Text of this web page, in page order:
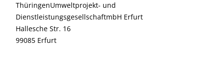
ThüringenUmweltprojekt- und
DienstleistungsgesellschaftmbH Erfurt
Hallesche Str. 16
99085 Erfurt